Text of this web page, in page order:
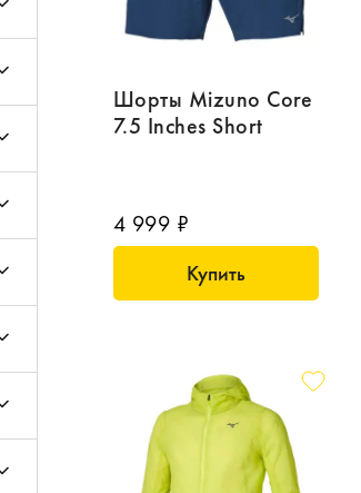
Шорты Mizuno Core
7.5 Inches Short
4 999 ₽
Купить